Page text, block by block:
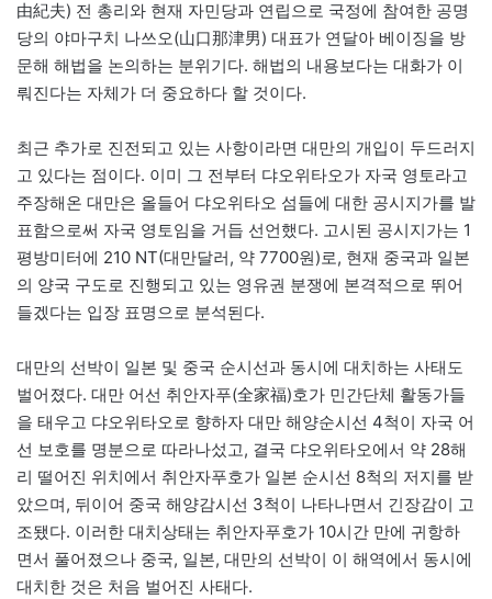
由紀夫) 전 총리와 현재 자민당과 연립으로 국정에 참여한 공명
당의 야마구치 나쓰오(山口那津男) 대표가 연달아 베이징을 방
문해 해법을 논의하는 분위기다. 해법의 내용보다는 대화가 이
뤄진다는 자체가 더 중요하다 할 것이다.
최근 추가로 진전되고 있는 사항이라면 대만의 개입이 두드러지
고 있다는 점이다. 이미 그 전부터 댜오위타오가 자국 영토라고
주장해온 대만은 올들어 댜오위타오 섬들에 대한 공시지가를 발
표함으로써 자국 영토임을 거듭 선언했다. 고시된 공시지가는 1
평방미터에 210 NT(대만달러, 약 7700원)로, 현재 중국과 일본
의 양국 구도로 진행되고 있는 영유권 분쟁에 본격적으로 뛰어
들겠다는 입장 표명으로 분석된다.
대만의 선박이 일본 및 중국 순시선과 동시에 대치하는 사태도
벌어졌다. 대만 어선 취안자푸(全家福)호가 민간단체 활동가들
을 태우고 댜오위타오로 향하자 대만 해양순시선 4척이 자국 어
선 보호를 명분으로 따라나섰고, 결국 댜오위타오에서 약 28해
리 떨어진 위치에서 취안자푸호가 일본 순시선 8척의 저지를 받
았으며, 뒤이어 중국 해양감시선 3척이 나타나면서 긴장감이 고
조됐다. 이러한 대치상태는 취안자푸호가 10시간 만에 귀항하
면서 풀어졌으나 중국, 일본, 대만의 선박이 이 해역에서 동시에
대치한 것은 처음 벌어진 사태다.